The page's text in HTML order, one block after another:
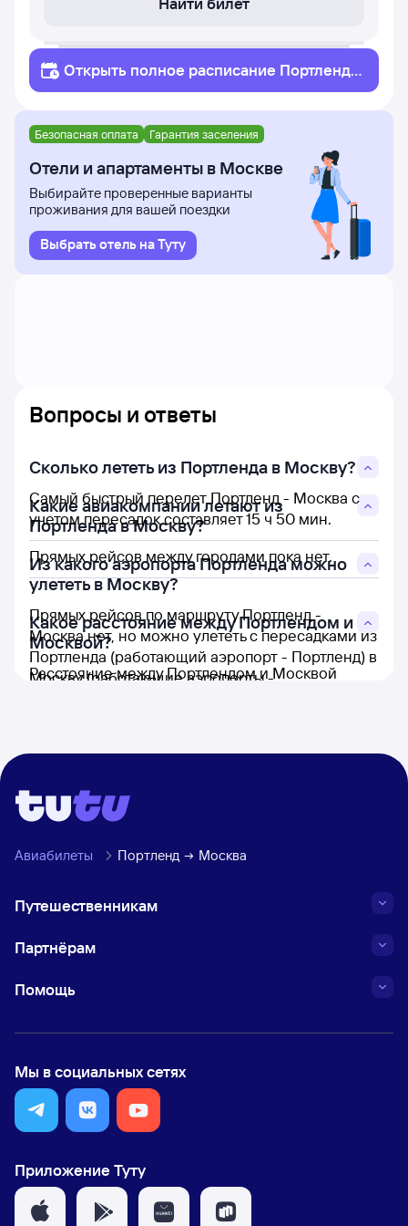
Открыть полное расписание Портленд
Москва
Безопасная оплата Гарантия заселения
Отели и апартаменты в Москве
Выбирайте проверенные варианты
проживания для вашей поездки
Выбрать отель на Туту
Вопросы и ответы
Сколько лететь из Портленда в Москву?
Самый быстрый перелет Портленд - Москва с
учетом пересадок составляет 15 ч 50 мин.
Какие авиакомпании летают из
Портленда в Москву?
Прямых рейсов между городами пока нет.
Из какого аэропорта Портленда можно
улететь в Москву?
Прямых рейсов по маршруту Портленд -
Москва нет, но можно улететь с пересадками из
Портленда (работающий аэропорт - Портленд) в
Москву (работающие аэропорты -
Какое расстояние между Портлендом и
Москвой?
Расстояние между Портлендом и Москвой
Авиабилеты Портленд Москва
Путешественникам
Партнёрам
Помощь
Мы в социальных сетях
Приложение Туту